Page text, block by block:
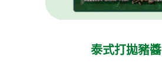
泰式打拋豬醬